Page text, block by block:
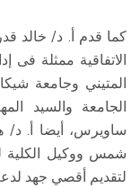
كما قدم أ. د/ خالد
الاتفاقية ممثلة
المتيني وجامعة
الجامعة والسيد
ساويرس، أيضا أ. د/
شمس ووكيل الكلية
لتقديم أقصي جهد لدعم